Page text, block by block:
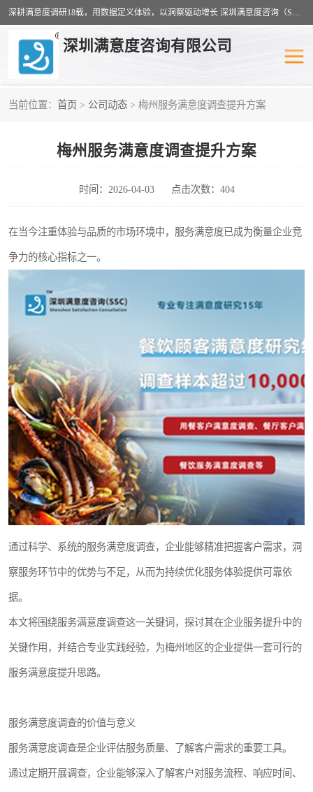
深耕满意度调研18载，用数据定义体验，以洞察驱动增长 深圳满意度咨询（SSC）：十八年专注，丈量每一份体验。
深圳满意度咨询有限公司
当前位置： 首页 > 公司动态 > 梅州服务满意度调查提升方案
梅州服务满意度调查提升方案
时间：2026-04-03 点击次数：404
在当今注重体验与品质的市场环境中，服务满意度已成为衡量企业竞
争力的核心指标之一。
通过科学、系统的服务满意度调查，企业能够精准把握客户需求，洞
察服务环节中的优势与不足，从而为持续优化服务体验提供可靠依
据。
本文将围绕服务满意度调查这一关键词，探讨其在企业服务提升中的
关键作用，并结合专业实践经验，为梅州地区的企业提供一套可行的
服务满意度提升思路。
服务满意度调查的价值与意义
服务满意度调查是企业评估服务质量、了解客户需求的重要工具。
通过定期开展调查，企业能够深入了解客户对服务流程、响应时间、
客户满意度调查 医疗服务业满意度
公共事务满意度调查 餐饮业满意度调查
营商环境满意度 员工满意度
服务满意度调查